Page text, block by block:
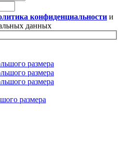
конфиденциальности и
данных
размера